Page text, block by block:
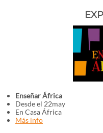
Enseñar África
Desde el 22may
En Casa África
Más info